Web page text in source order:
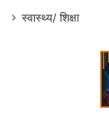
स्वास्थ्य/ शिक्षा